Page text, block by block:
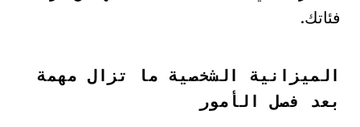
فئاتك.
الميزانية الشخصية ما تزال مهمة
بعد فصل الأمور